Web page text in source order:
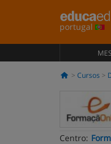
portugal
Cursos
Centro: